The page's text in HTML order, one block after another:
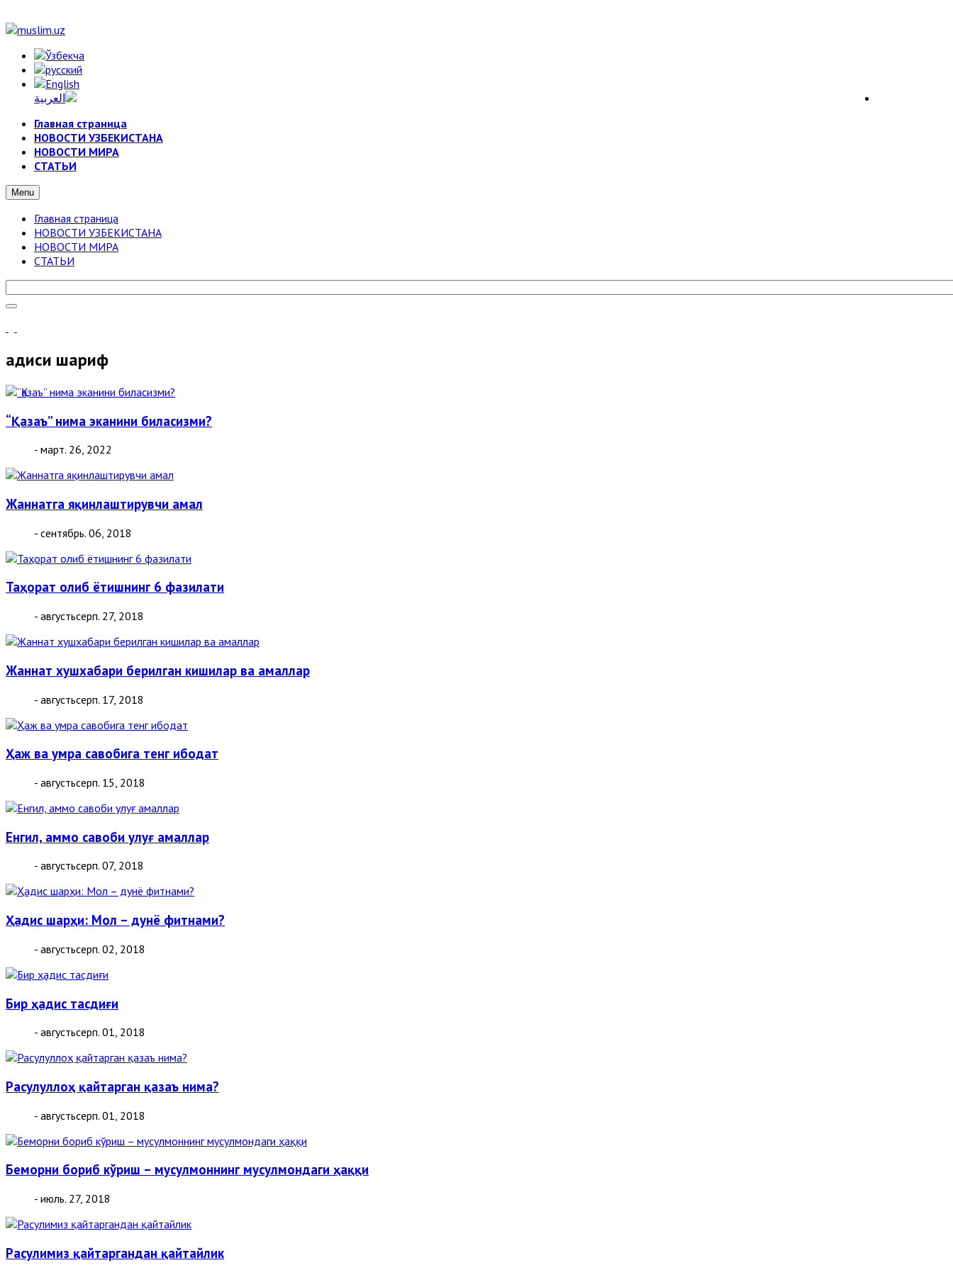
Главная страница
НОВОСТИ УЗБЕКИСТАНА
НОВОСТИ МИРА
СТАТЬИ
Menu
Главная страница
НОВОСТИ УЗБЕКИСТАНА
НОВОСТИ МИРА
СТАТЬИ
Ҳадиси шариф
“Қазаъ” нима эканини биласизми?
- март. 26, 2022
Жаннатга яқинлаштирувчи амал
- сентябрь. 06, 2018
Таҳорат олиб ётишнинг 6 фазилати
- августьсерп. 27, 2018
Жаннат хушхабари берилган кишилар ва амаллар
- августьсерп. 17, 2018
Ҳаж ва умра савобига тенг ибодат
- августьсерп. 15, 2018
Енгил, аммо савоби улуғ амаллар
- августьсерп. 07, 2018
Ҳадис шарҳи: Мол – дунё фитнами?
- августьсерп. 02, 2018
Бир ҳадис тасдиғи
- августьсерп. 01, 2018
Расулуллоҳ қайтарган қазаъ нима?
- августьсерп. 01, 2018
Беморни бориб кўриш – мусулмоннинг мусулмондаги ҳаққи
- июль. 27, 2018
Расулимиз қайтаргандан қайтайлик